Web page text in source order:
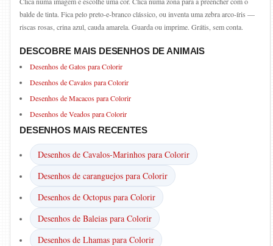
balde de tinta. Fica pelo preto-e-branco clássico, ou inventa uma zebra arco-íris —
riscas rosas, crina azul, cauda amarela. Guarda ou imprime. Grátis, sem conta.
DESCOBRE MAIS DESENHOS DE ANIMAIS
Desenhos de Gatos para Colorir
Desenhos de Cavalos para Colorir
Desenhos de Macacos para Colorir
Desenhos de Veados para Colorir
DESENHOS MAIS RECENTES
Desenhos de Cavalos-Marinhos para Colorir
Desenhos de caranguejos para Colorir
Desenhos de Octopus para Colorir
Desenhos de Baleias para Colorir
Desenhos de Lhamas para Colorir